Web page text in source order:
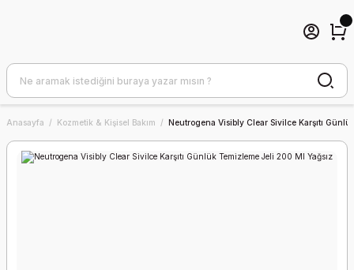
Anasayfa Kozmetik & Kişisel Bakım Neutrogena Visibly Clear Sivilce Karşıtı